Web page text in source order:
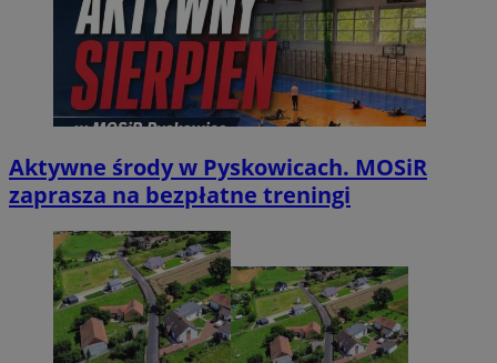
Aktywne środy w Pyskowicach. MOSiR
zaprasza na bezpłatne treningi